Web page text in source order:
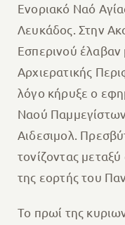
Ενοριακό Ναό
Λευκάδος. Στην
Εσπερινού έλαβαν
Αρχιερατικής
λόγο κήρυξε ο
Ναού
Αιδεσιμολ.
τονίζοντας
της εορτής του
Το πρωί της